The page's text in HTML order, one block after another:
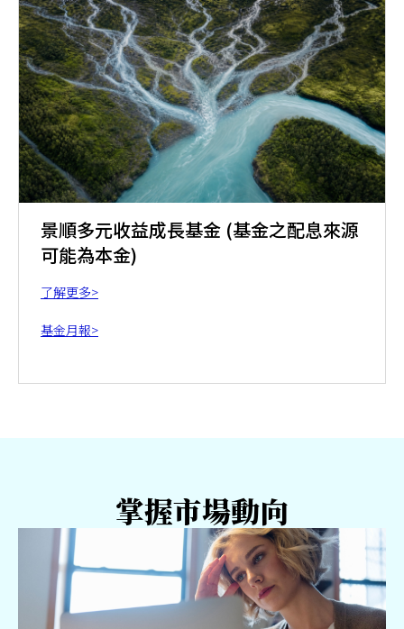
景順多元收益成長基金 (基金之配息來源
可能為本金)
了解更多>
基金月報>
掌握市場動向